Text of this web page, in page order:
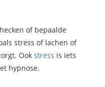
of bepaalde
stress of lachen of
Ook stress is iets
hypnose.